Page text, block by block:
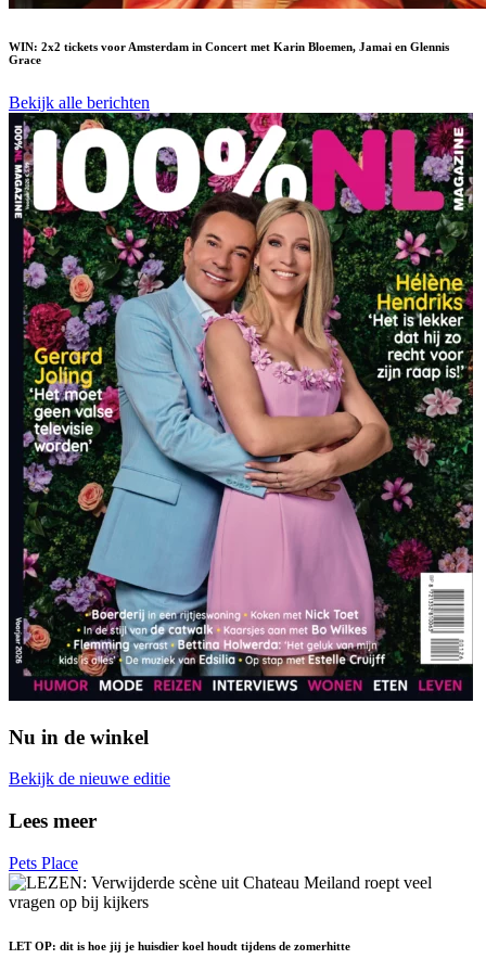
WIN: 2x2 tickets voor Amsterdam in Concert met Karin Bloemen, Jamai en Glennis
Grace
Bekijk alle berichten
Nu in de winkel
Bekijk de nieuwe editie
Lees meer
Pets Place
LET OP: dit is hoe jij je huisdier koel houdt tijdens de zomerhitte